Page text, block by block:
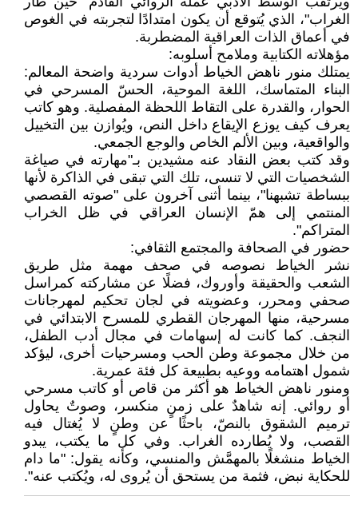
الغراب"، الذي يُتوقع أن يكون امتدادًا لتجربته في الغوص
في أعماق الذات العراقية المضطربة.
مؤهلاته الكتابية وملامح أسلوبه:
يمتلك منور ناهض الخياط أدوات سردية واضحة المعالم:
البناء المتماسك، اللغة الموحية، الحسّ المسرحي في
الحوار، والقدرة على التقاط اللحظة المفصلية. وهو كاتب
يعرف كيف يوزع الإيقاع داخل النص، ويُوازن بين التخييل
والواقعية، وبين الألم الخاص والوجع الجمعي.
وقد كتب بعض النقاد عنه مشيدين بـ"مهارته في صياغة
الشخصيات التي لا تنسى، تلك التي تبقى في الذاكرة لأنها
ببساطة تشبهنا"، بينما أثنى آخرون على "صوته القصصي
المنتمي إلى همّ الإنسان العراقي في ظل الخراب
المتراكم".
حضور في الصحافة والمجتمع الثقافي:
نشر الخياط نصوصه في صحف مهمة مثل طريق
الشعب والحقيقة وأوروك، فضلًا عن مشاركته كمراسل
صحفي ومحرر، وعضويته في لجان تحكيم لمهرجانات
مسرحية، منها المهرجان القطري للمسرح الابتدائي في
النجف. كما كانت له إسهامات في مجال أدب الطفل،
من خلال مجموعة وطن الحب ومسرحيات أخرى، ليؤكد
شمول اهتمامه ووعيه بطبيعة كل فئة عمرية.
ومنور ناهض الخياط هو أكثر من قاص أو كاتب مسرحي
أو روائي. إنه شاهدٌ على زمنٍ منكسر، وصوتٌ يحاول
ترميم الشقوق بالنصّ، باحثًا عن وطنٍ لا يُغتال فيه
القصب، ولا يُطارده الغراب. وفي كل ما يكتب، يبدو
الخياط منشغلًا بالمهمَّش والمنسي، وكأنه يقول: "ما دام
للحكاية نبض، فثمة من يستحق أن يُروى له، ويُكتب عنه".